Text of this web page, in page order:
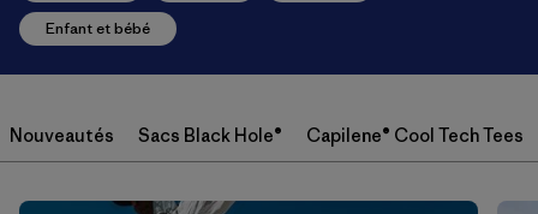
Enfant et bébé
Nouveautés Sacs Black Hole® Capilene® Cool Tech Tees